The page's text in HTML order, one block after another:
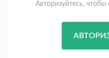
Авторизуйтесь,